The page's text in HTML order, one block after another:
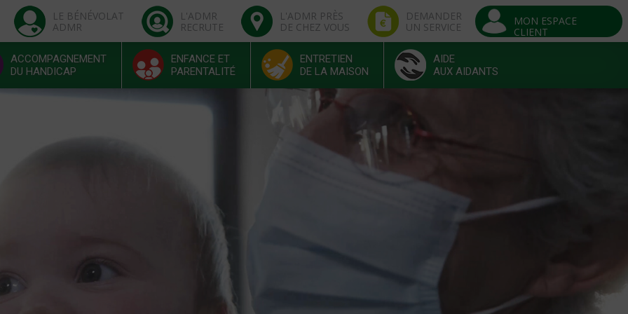
LE BÉNÉVOLAT
ADMR
L'ADMR
RECRUTE
L'ADMR PRÈS
DE CHEZ VOUS
DEMANDER
UN SERVICE
MON ESPACE
CLIENT
ACCOMPAGNEMENT
DU HANDICAP
ENFANCE ET
PARENTALITÉ
ENTRETIEN
DE LA MAISON
AIDE
AUX AIDANTS